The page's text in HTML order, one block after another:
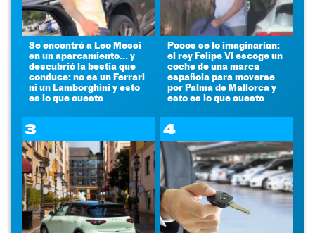
Se encontró a Leo Messi
en un aparcamiento... y
descubrió la bestia que
conduce: no es un Ferrari
ni un Lamborghini y esto
es lo que cuesta
Pocos se lo imaginarían:
el rey Felipe VI escoge un
coche de una marca
española para moverse
por Palma de Mallorca y
esto es lo que cuesta
3 4